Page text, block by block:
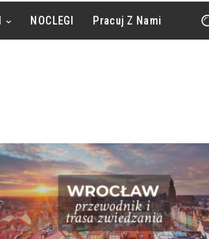
NOCLEGI Pracuj Z Nami